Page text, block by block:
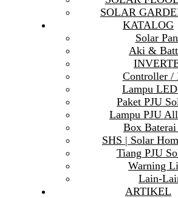
SOLAR
KATALOG
Solar
Aki &
Controller /
Lampu
Paket PJU
Lampu PJU
Box Baterai
SHS | Solar
Tiang PJU
Warning
Lain-
ARTIKEL